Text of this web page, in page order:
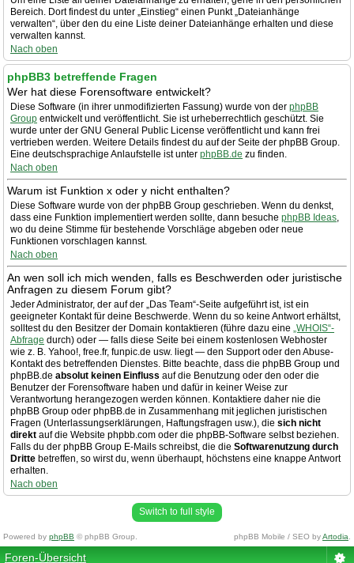
Bereich. Dort findest du unter „Einstieg“ einen Punkt „Dateianhänge
verwalten“, über den du eine Liste deiner Dateianhänge erhalten und diese
verwalten kannst.
Nach oben
phpBB3 betreffende Fragen
Wer hat diese Forensoftware entwickelt?
Diese Software (in ihrer unmodifizierten Fassung) wurde von der phpBB
Group entwickelt und veröffentlicht. Sie ist urheberrechtlich geschützt. Sie
wurde unter der GNU General Public License veröffentlicht und kann frei
vertrieben werden. Weitere Details findest du auf der Seite der phpBB Group.
Eine deutschsprachige Anlaufstelle ist unter phpBB.de zu finden.
Nach oben
Warum ist Funktion x oder y nicht enthalten?
Diese Software wurde von der phpBB Group geschrieben. Wenn du denkst,
dass eine Funktion implementiert werden sollte, dann besuche phpBB Ideas,
wo du deine Stimme für bestehende Vorschläge abgeben oder neue
Funktionen vorschlagen kannst.
Nach oben
An wen soll ich mich wenden, falls es Beschwerden oder juristische
Anfragen zu diesem Forum gibt?
Jeder Administrator, der auf der „Das Team“-Seite aufgeführt ist, ist ein
geeigneter Kontakt für deine Beschwerde. Wenn du so keine Antwort erhältst,
solltest du den Besitzer der Domain kontaktieren (führe dazu eine „WHOIS“-
Abfrage durch) oder — falls diese Seite bei einem kostenlosen Webhoster
wie z. B. Yahoo!, free.fr, funpic.de usw. liegt — den Support oder den Abuse-
Kontakt des betreffenden Dienstes. Bitte beachte, dass die phpBB Group und
phpBB.de absolut keinen Einfluss auf die Benutzung oder den oder die
Benutzer der Forensoftware haben und dafür in keiner Weise zur
Verantwortung herangezogen werden können. Kontaktiere daher nie die
phpBB Group oder phpBB.de in Zusammenhang mit jeglichen juristischen
Fragen (Unterlassungserklärungen, Haftungsfragen usw.), die sich nicht
direkt auf die Website phpbb.com oder die phpBB-Software selbst beziehen.
Falls du der phpBB Group E-Mails schreibst, die die Softwarenutzung durch
Dritte betreffen, so wirst du, wenn überhaupt, höchstens eine knappe Antwort
erhalten.
Nach oben
Switch to full style
Powered by phpBB © phpBB Group. phpBB Mobile / SEO byArtodia
Foren-Übersicht